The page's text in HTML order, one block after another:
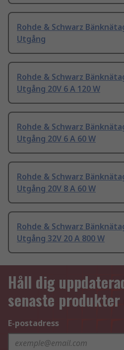
Rohde & Schwarz
Utgång
Rohde & Schwarz
Utgång 20V 6 A 120 W
Rohde & Schwarz
Utgång 20V 6 A 60 W
Rohde & Schwarz
Utgång 20V 8 A 60 W
Rohde & Schwarz
Utgång 32V 20 A 800 W
Håll dig
senaste
E-postadress